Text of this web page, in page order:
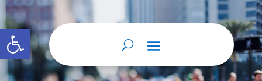
Abrir barra de herramientas